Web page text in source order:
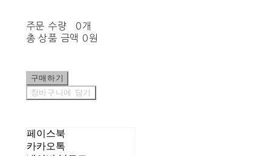
주문 수량
0개
총 상품 금액 0원
구매하기
장바구니에 담기
페이스북
카카오톡